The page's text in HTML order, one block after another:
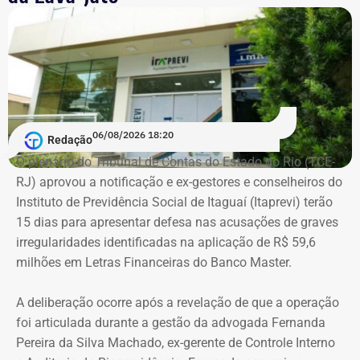
De acordo com os dados do registro de candidatura, Alex
Melim nasceu no Rio de Janeiro em 2 de junho de 1976, é
casado, possui ensino médio completo e declarou exercer
a profissão de empresário.
Em documento de consulta pública da Casa da Moeda do
Brasil, Alex Ofredi Melim aparece como representante da
Melim Corretora de Seguros Ltda., empresa que atua no
setor de seguros e planos de saúde.
Redação06/08/2026 18:20
O plenário do Tribunal de Contas do Estado do Rio (TCE-
RJ) aprovou a notificação e ex-gestores e conselheiros do
Instituto de Previdência Social de Itaguaí (Itaprevi) terão
15 dias para apresentar defesa nas acusações de graves
irregularidades identificadas na aplicação de R$ 59,6
milhões em Letras Financeiras do Banco Master.
A deliberação ocorre após a revelação de que a operação
foi articulada durante a gestão da advogada Fernanda
Pereira da Silva Machado, ex-gerente de Controle Interno